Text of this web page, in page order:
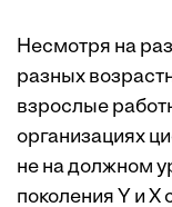
Несмотря на
разных
взрослые
организациях
не на должном
поколения Y и